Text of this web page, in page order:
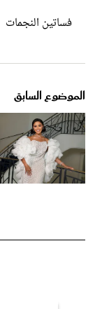
فساتين النجمات
الموضوع السابق